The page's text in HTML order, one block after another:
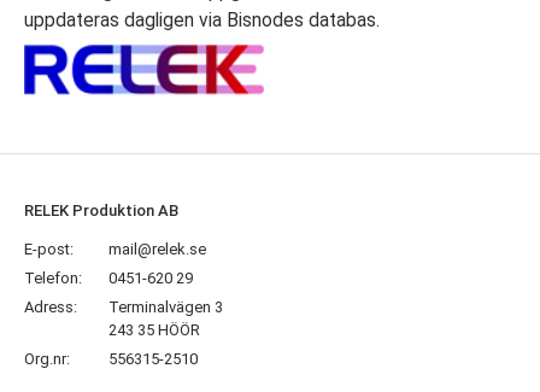
RELEK Produktion AB
E-post:
mail@relek.se
Telefon:
0451-620 29
Adress:
Terminalvägen 3
243 35 HÖÖR
Org.nr:
556315-2510